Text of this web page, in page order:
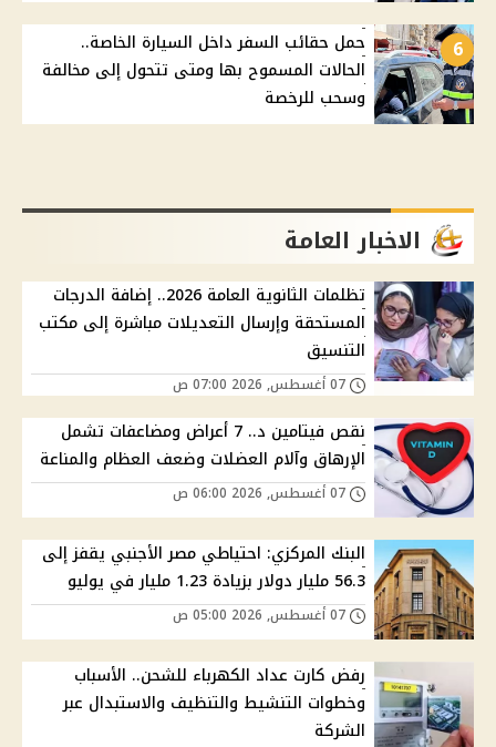
6
حمل حقائب السفر داخل السيارة الخاصة..
الحالات المسموح بها ومتى تتحول إلى مخالفة
وسحب للرخصة
الاخبار العامة
تظلمات الثانوية العامة 2026.. إضافة الدرجات
المستحقة وإرسال التعديلات مباشرة إلى مكتب
التنسيق
نقص فيتامين د.. 7 أعراض ومضاعفات تشمل
الإرهاق وآلام العضلات وضعف العظام والمناعة
البنك المركزي: احتياطي مصر الأجنبي يقفز إلى
56.3 مليار دولار بزيادة 1.23 مليار في يوليو
رفض كارت عداد الكهرباء للشحن.. الأسباب
وخطوات التنشيط والتنظيف والاستبدال عبر
الشركة